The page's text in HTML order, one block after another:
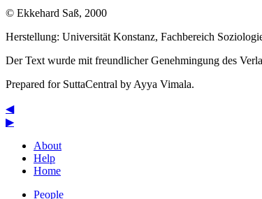
© Ekkehard Saß, 2000
Herstellung: Universität Konstanz, Fachbereich
Der Text wurde mit freundlicher Genehmingung des
Prepared for SuttaCentral by Ayya Vimala.
◀
▶
About
Help
Home
People